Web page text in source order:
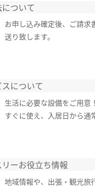
ついて
お申し込み確定後、ご請求
送り致します。
について
生活に必要な設備をご用意
すぐに使え、入居日から通
ーお役立ち情報
地域情報や、出張・観光旅